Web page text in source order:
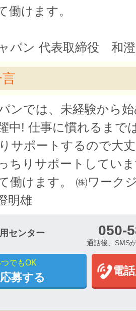
働けます。
パン 代表取締役 和
ンでは、未経験から
中! 仕事に慣れるまで
サポートするので大
ちりサポートしてい
働けます。 ㈱ワーク
明雄
センター 050-
通話後、SMS
でもOK
募する
電